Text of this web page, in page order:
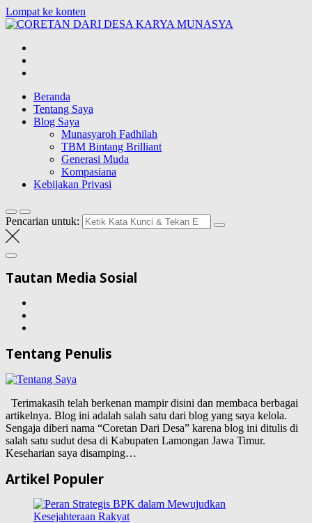
Lompat ke konten
Blog Wong Ndeso yang ingin berbagi berbagai hal di sekitarnya
Beranda
Tentang Saya
Blog Saya
Munasyaroh Fadhilah
TBM Bintang Brilliant
Generasi Muda
Kompasiana
Kebijakan Privasi
Pencarian untuk:
Tautan Media Sosial
Tentang Penulis
Terimakasih telah berkenan mampir disini dan membaca berbagai
artikelnya. Blog ini adalah salah satu dari blog yang saya kelola.
Sengaja diberi nama “Coretan Dari Desa” karena blog ini ditulis di
salah satu sudut desa di Kabupaten Lamongan Jawa Timur.
Keseharian saya disamping…
Artikel Populer